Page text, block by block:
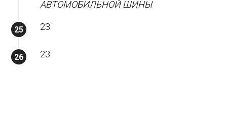
АВТОМОБИЛЬНОЙ ШИНЫ
23
23